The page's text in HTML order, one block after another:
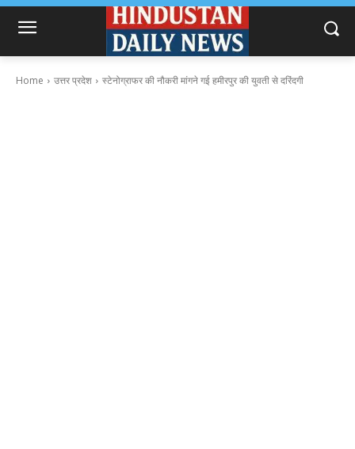
Home उत्तर प्रदेश स्टेनोग्राफर की नौकरी मांगने गई हमीरपुर की युवती से दरिंदगी